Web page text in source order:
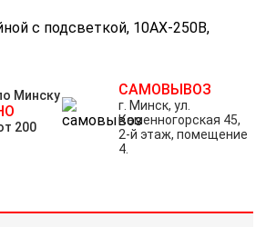
с подсветкой, 10АХ-250В,
Минску
200
САМОВЫВОЗ
г. Минск, ул.
Каменногорская 45,
2-й этаж, помещение
4.